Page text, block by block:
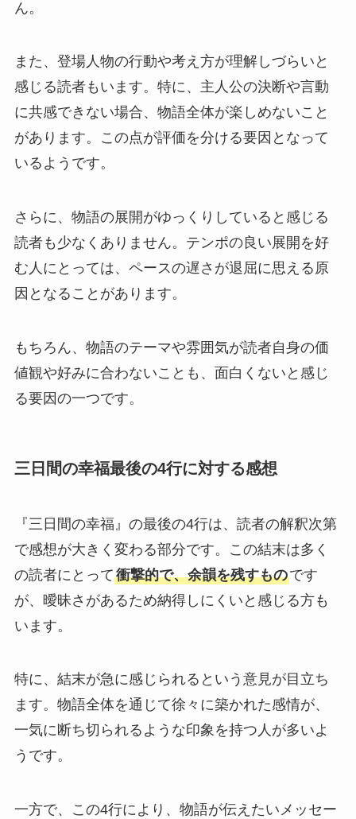
ん。
また、登場人物の行動や考え方が理解しづらいと
感じる読者もいます。特に、主人公の決断や言動
に共感できない場合、物語全体が楽しめないこと
があります。この点が評価を分ける要因となって
いるようです。
さらに、物語の展開がゆっくりしていると感じる
読者も少なくありません。テンポの良い展開を好
む人にとっては、ペースの遅さが退屈に思える原
因となることがあります。
もちろん、物語のテーマや雰囲気が読者自身の価
値観や好みに合わないことも、面白くないと感じ
る要因の一つです。
三日間の幸福最後の4行に対する感想
『三日間の幸福』の最後の4行は、読者の解釈次第
で感想が大きく変わる部分です。この結末は多く
の読者にとって衝撃的で、余韻を残すものです
が、曖昧さがあるため納得しにくいと感じる方も
います。
特に、結末が急に感じられるという意見が目立ち
ます。物語全体を通じて徐々に築かれた感情が、
一気に断ち切られるような印象を持つ人が多いよ
うです。
一方で、この4行により、物語が伝えたいメッセー